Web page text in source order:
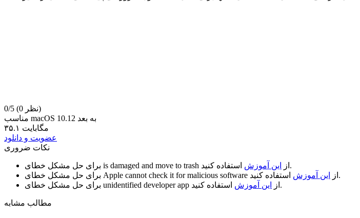
0/5
(0 نظر)
مناسب macOS 10.12 به بعد
۳۵.۱ مگابایت
عضویت و دانلود
نکات ضروری
is damaged and move to trash از این آموزش
استفاده کنید.
Apple cannot check it for malicious software از این آموزش
استفاده کنید.
unidentified developer app از این آموزش استفاده کنید.
مطالب مشابه